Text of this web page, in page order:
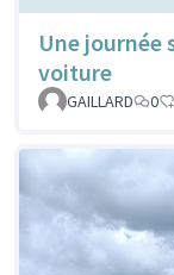
Une journée
voiture
GAILLARD
0